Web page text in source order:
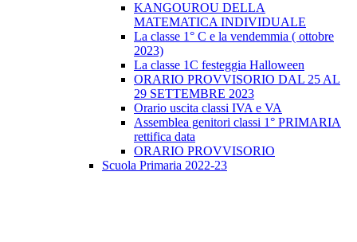
KANGOUROU DELLA
MATEMATICA INDIVIDUALE
La classe 1° C e la vendemmia ( ottobre
2023)
La classe 1C festeggia Halloween
ORARIO PROVVISORIO DAL 25 AL
29 SETTEMBRE 2023
Orario uscita classi IVA e VA
Assemblea genitori classi 1° PRIMARIA
rettifica data
ORARIO PROVVISORIO
Scuola Primaria 2022-23